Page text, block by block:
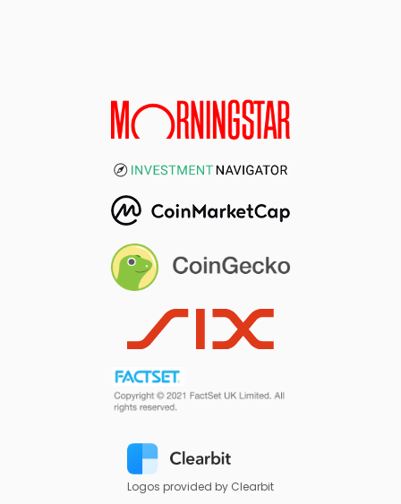
Logos provided by Clearbit